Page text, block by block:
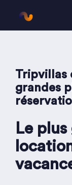
Tripvillas
grandes
Le